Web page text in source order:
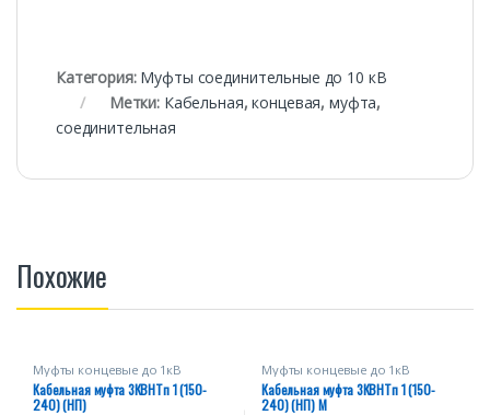
Категория: Муфты соединительные до 10 кВ
Метки: Кабельная,концевая, муфта,
соединительная
Похожие
Муфты концевые до 1кВ
Кабельная муфта 3КВНТп 1 (150-
240) (НП)
Муфты концевые до 1кВ
Кабельная муфта 3КВНТп 1 (150-
240) (НП) М